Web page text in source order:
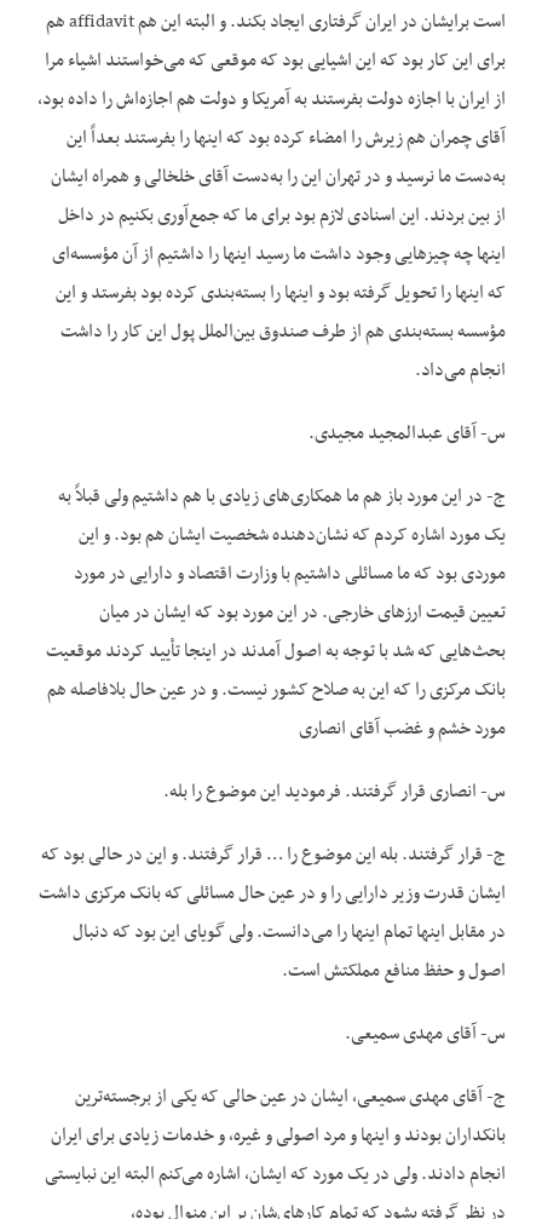
است برایشان در ایران گرفتاری ایجاد بکند. و البته این هم affidavit هم
برای این کار بود که این اشیایی بود که موقعی که می‌خواستند اشیاء مرا
از ایران با اجازه دولت بفرستند به آمریکا و دولت هم اجازه‌اش را داده بود،
آقای چمران هم زیرش را امضاء کرده بود که اینها را بفرستند بعداً این
به‌دست ما نرسید و در تهران این را به‌دست آقای خلخالی و همراه ایشان
از بین بردند. این اسنادی لازم بود برای ما که جمع‌آوری بکنیم در داخل
اینها چه چیزهایی وجود داشت ما رسید اینها را داشتیم از آن مؤسسه‌ای
که اینها را تحویل گرفته بود و اینها را بسته‌بندی کرده بود بفرستد و این
مؤسسه بسته‌بندی هم از طرف صندوق بین‌الملل پول این کار را داشت
انجام می‌داد.
س- آقای عبدالمجید مجیدی.
ج- در این مورد باز هم ما همکاری‌های زیادی با هم داشتیم ولی قبلاً به
یک مورد اشاره کردم که نشان‌دهنده شخصیت ایشان هم بود. و این
موردی بود که ما مسائلی داشتیم با وزارت اقتصاد و دارایی در مورد
تعیین قیمت ارزهای خارجی. در این مورد بود که ایشان در میان
بحث‌هایی که شد با توجه به اصول آمدند در اینجا تأیید کردند موقعیت
بانک مرکزی را که این به صلاح کشور نیست. و در عین حال بلافاصله هم
مورد خشم و غضب آقای انصاری
س- انصاری قرار گرفتند. فرمودید این موضوع را بله.
ج- قرار گرفتند. بله این موضوع را … قرار گرفتند. و این در حالی بود که
ایشان قدرت وزیر دارایی را و در عین حال مسائلی که بانک مرکزی داشت
در مقابل اینها تمام اینها را می‌دانست. ولی گویای این بود که دنبال
اصول و حفظ منافع مملکتش است.
س- آقای مهدی سمیعی.
ج- آقای مهدی سمیعی، ایشان در عین حالی که یکی از برجسته‌ترین
بانکداران بودند و اینها و مرد اصولی و غیره، و خدمات زیادی برای ایران
انجام دادند. ولی در یک مورد که ایشان، اشاره می‌کنم البته این نبایستی